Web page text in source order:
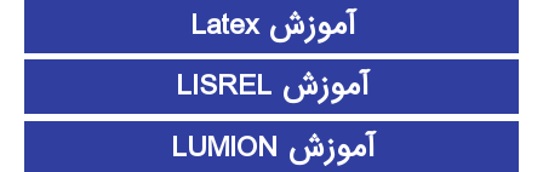
آموزش Latex
آموزش LISREL
آموزش LUMION